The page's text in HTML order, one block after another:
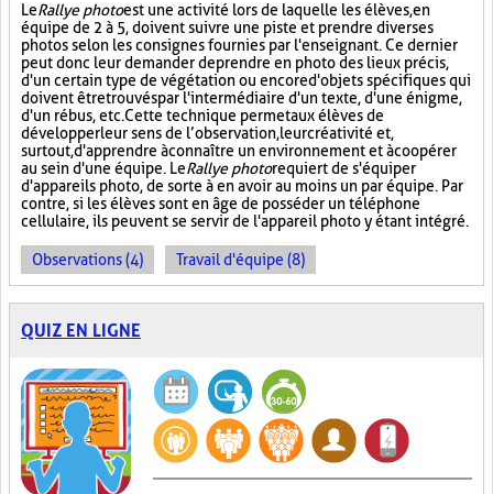
LeRallye photoest une activité lors de laquelle les élèves, en
équipe de 2 à 5, doivent suivre une piste et prendre diverses
photos selon les consignes fournies par l'enseignant. Ce dernier
peut donc leur demander de prendre en photo des lieux précis,
d'un certain type de végétation ou encore d'objets spécifiques qui
doivent être trouvés par l'intermédiaire d'un texte, d'une énigme,
d'un rébus, etc. Cette technique permet aux élèves de
développer leur sens de l’observation, leur créativité et,
surtout, d'apprendre à connaître un environnement et à coopérer
au sein d'une équipe. LeRallye photorequiert de s'équiper
d'appareils photo, de sorte à en avoir au moins un par équipe. Par
contre, si les élèves sont en âge de posséder un téléphone
cellulaire, ils peuvent se servir de l'appareil photo y étant intégré.
Observations (4) Travail d'équipe (8)
QUIZ EN LIGNE